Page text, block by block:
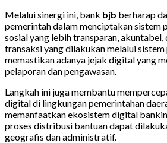
Melalui sinergi ini, bank bjb berharap
pemerintah dalam menciptakan sistem
sosial yang lebih transparan, akuntabel,
transaksi yang dilakukan melalui
memastikan adanya jejak digital yang
pelaporan dan pengawasan.
Langkah ini juga membantu
digital di lingkungan pemerintahan
memanfaatkan ekosistem digital
proses distribusi bantuan dapat
geografis dan administratif.